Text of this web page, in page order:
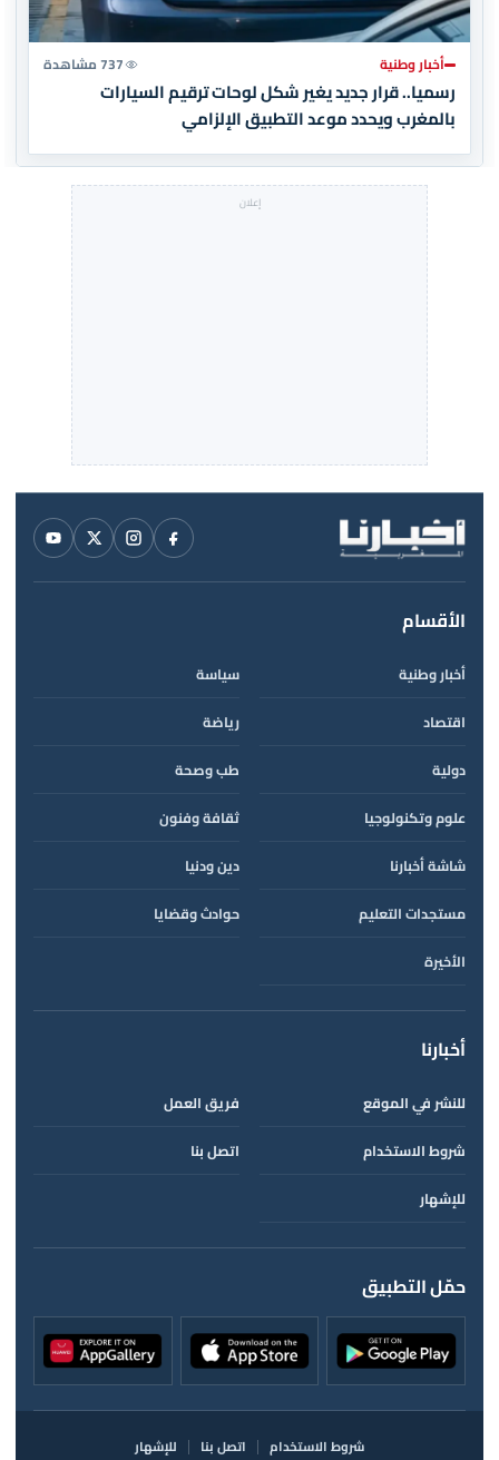
أخبار وطنية 737 مشاهدة
رسميا.. قرار جديد يغير شكل لوحات ترقيم السيارات
بالمغرب ويحدد موعد التطبيق الإلزامي
الأقسام
أخبار وطنية
سياسة
اقتصاد
رياضة
دولية
طب وصحة
علوم وتكنولوجيا
ثقافة وفنون
شاشة أخبارنا
دين ودنيا
مستجدات التعليم
حوادث وقضايا
الأخيرة
أخبارنا
للنشر في الموقع
فريق العمل
شروط الاستخدام
اتصل بنا
للإشهار
حمّل التطبيق
شروط الاستخدام اتصل بنا للإشهار